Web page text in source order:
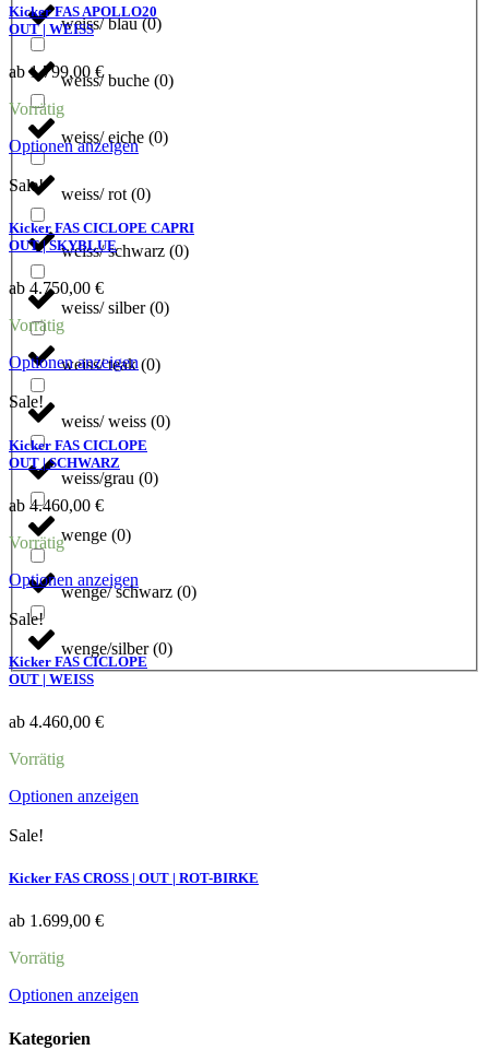
weiss/ blau(0)
weiss/ buche (0)
weiss/ eiche (0)
weiss/ rot (0)
weiss/ schwarz (0)
weiss/ silber(0)
weiss/ teak(0)
weiss/ weiss (0)
weiss/grau (0)
wenge (0)
wenge/ schwarz (0)
wenge/silber(0)
Varianten
auf.
können
Produktseite
werden
Kicker FAS APOLLO20
OUT | WEISS
ab1.799,00 €
Vorrätig
Optionen anzeigenDieses
weist
mehrere
Varianten
Die
können
auf
Produktseite
Sale!
Kicker FAS CICLOPE CAPRI
OUT | SKYBLUE
ab 4.750,00 €
Vorrätig
Optionen anzeigenDieses
mehrere
Varianten
Die
gewählt
Sale!
Kicker FAS CICLOPE
OUT | SCHWARZ
ab 4.460,00 €
Vorrätig
Optionen anzeigen
Produkt
Varianten
auf.
Sale!
Kicker FAS CICLOPE
OUT | WEISS
ab 4.460,00 €
Vorrätig
Optionen anzeigen
Varianten
Sale!
Kicker FAS CROSS | OUT | ROT-BIRKE
ab 1.699,00 €
Vorrätig
Optionen anzeigen
Kategorien